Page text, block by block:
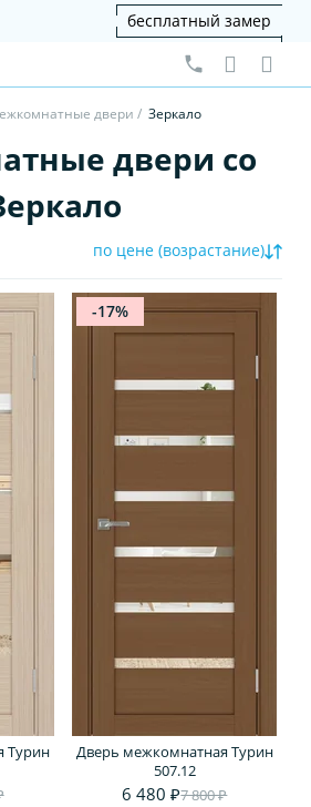
бесплатный замер
двери / Зеркало
двери со
по цене (возрастание)
Турин
-17%
Дверь межкомнатная Турин
507.12
6 480 ₽7 800 ₽